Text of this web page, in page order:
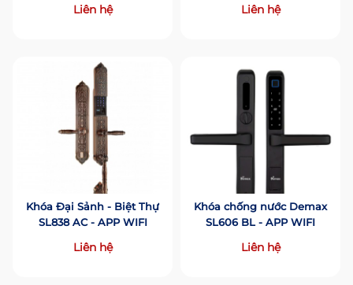
Liên hệ Liên hệ
Khóa Đại Sảnh - Biệt Thự
SL838 AC - APP WIFI
Liên hệ
Khóa chống nước Demax
SL606 BL - APP WIFI
Liên hệ